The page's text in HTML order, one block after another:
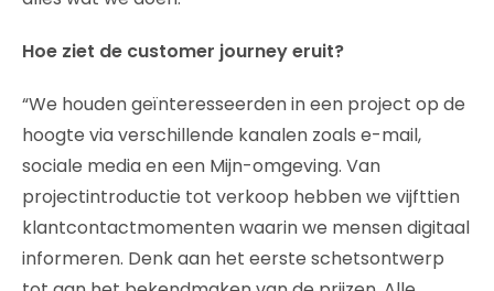
Hoe ziet de customer journey eruit?
“We houden geïnteresseerden in een project op de
hoogte via verschillende kanalen zoals e-mail,
sociale media en een Mijn-omgeving. Van
projectintroductie tot verkoop hebben we vijfttien
klantcontactmomenten waarin we mensen digitaal
informeren. Denk aan het eerste schetsontwerp